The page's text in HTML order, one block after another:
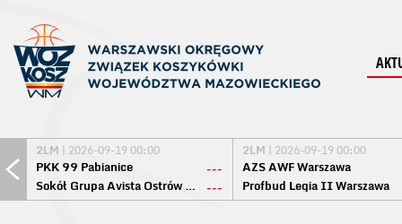
2LM | 2026-09-19 00:00
PKK 99 Pabianice
---
Sokół Grupa Avista Ostrów Maz. ---
2LM | 2026-09-19 00:00
AZS AWF Warszawa
Profbud Legia II Warszawa